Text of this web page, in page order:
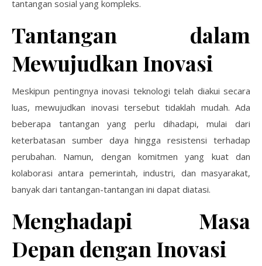
tantangan sosial yang kompleks.
Tantangan dalam
Mewujudkan Inovasi
Meskipun pentingnya inovasi teknologi telah diakui secara
luas, mewujudkan inovasi tersebut tidaklah mudah. Ada
beberapa tantangan yang perlu dihadapi, mulai dari
keterbatasan sumber daya hingga resistensi terhadap
perubahan. Namun, dengan komitmen yang kuat dan
kolaborasi antara pemerintah, industri, dan masyarakat,
banyak dari tantangan-tantangan ini dapat diatasi.
Menghadapi Masa
Depan dengan Inovasi